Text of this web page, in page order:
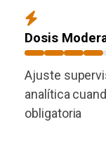
Dosis
Ajuste
analítica
obligatoria